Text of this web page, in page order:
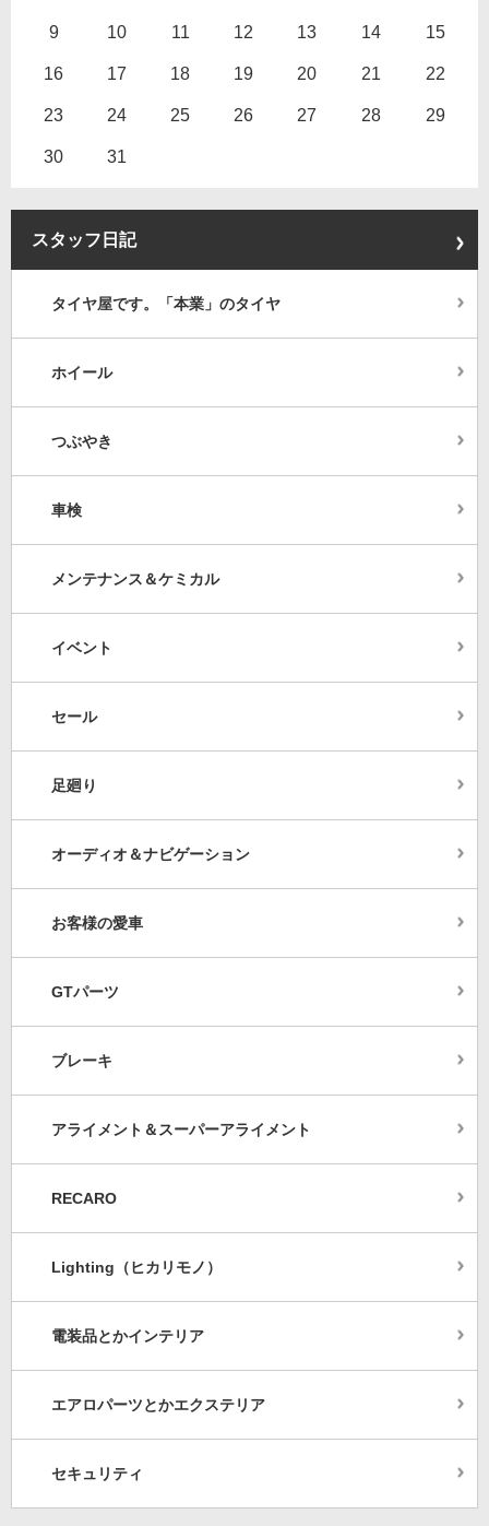
9 10 11 12 13 14 15
16 17 18 19 20 21 22
23 24 25 26 27 28 29
30 31
スタッフ日記
タイヤ屋です。「本業」のタイヤ
ホイール
つぶやき
車検
メンテナンス＆ケミカル
イベント
セール
足廻り
オーディオ＆ナビゲーション
お客様の愛車
GTパーツ
ブレーキ
アライメント＆スーパーアライメント
RECARO
Lighting（ヒカリモノ）
電装品とかインテリア
エアロパーツとかエクステリア
セキュリティ